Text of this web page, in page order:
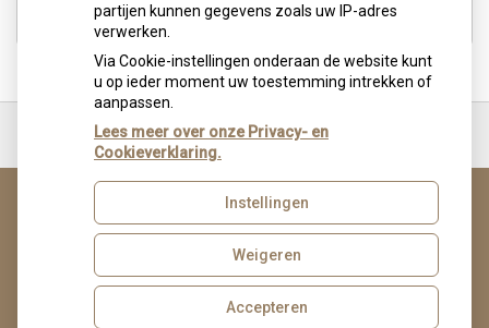
de
Uw Zorg Online|Beheer
Privacy verklaring|Cookie-instellingen|Voorwaarden
partijen kunnen gegevens zoals uw IP-adres
verwerken.
Via Cookie-instellingen onderaan de website kunt
u op ieder moment uw toestemming intrekken of
aanpassen.
Lees meer over onze Privacy- en
Cookieverklaring.
Instellingen
Weigeren
Accepteren